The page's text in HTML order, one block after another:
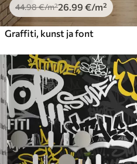
44.98€/m²26 .99 €/m²
Graffiti, kunst ja font